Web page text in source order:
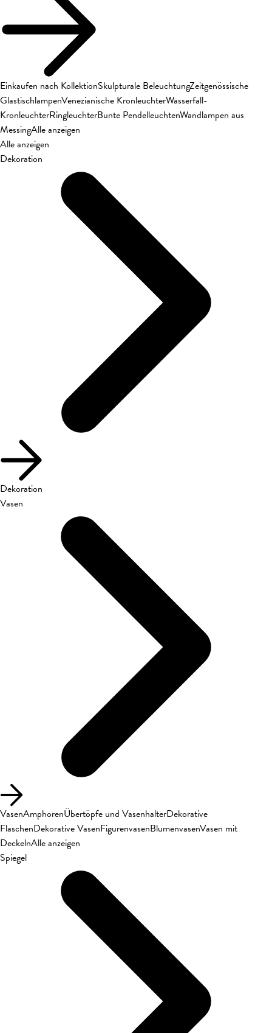
Einkaufen nach KollektionSkulpturale BeleuchtungZeitgenössische
GlastischlampenVenezianische KronleuchterWasserfall-
KronleuchterRingleuchterBunte PendelleuchtenWandlampen aus
MessingAlle anzeigen
Alle anzeigen
Dekoration
Dekoration
Vasen
VasenAmphorenÜbertöpfe und VasenhalterDekorative
FlaschenDekorative VasenFigurenvasenBlumenvasenVasen mit
DeckelnAlle anzeigen
Spiegel